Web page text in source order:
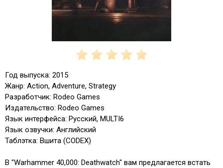
Год выпуска: 2015
Жанр: Action, Adventure, Strategy
Разработчик: Rodeo Games
Издательство: Rodeo Games
Язык интерфейса: Русский, MULTI6
Язык озвучки: Английский
Таблэтка: Вшита (CODEX)
В "Warhammer 40,000: Deathwatch" вам предлагается встать